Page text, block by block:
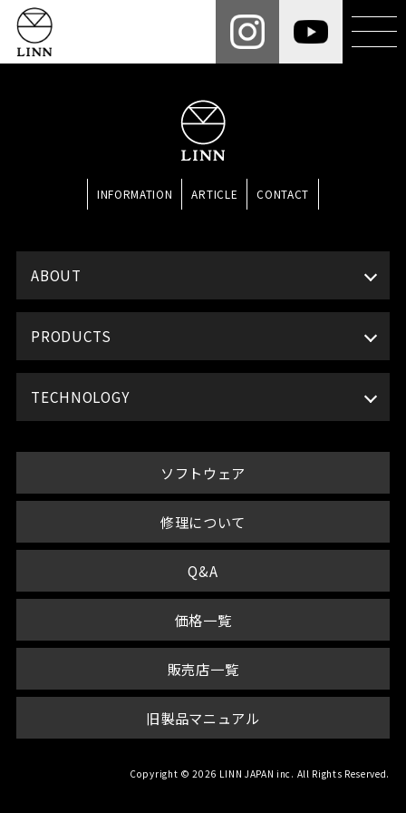
INFORMATION ARTICLE CONTACT
ABOUT
PRODUCTS
TECHNOLOGY
ソフトウェア
修理について
Q&A
価格一覧
販売店一覧
旧製品マニュアル
Copyright © 2026 LINN JAPAN inc. All Rights Reserved.